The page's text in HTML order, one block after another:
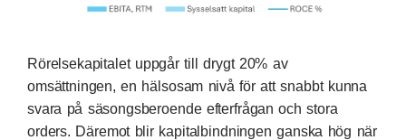
Rörelsekapitalet uppgår till drygt 20% av
omsättningen, en hälsosam nivå för att snabbt kunna
svara på säsongsberoende efterfrågan och stora
orders. Däremot blir kapitalbindningen ganska hög när